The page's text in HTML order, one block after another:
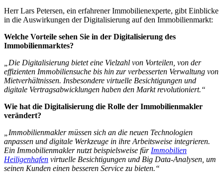
Herr Lars Petersen, ein erfahrener Immobilienexperte, gibt Einblicke
in die Auswirkungen der Digitalisierung auf den Immobilienmarkt:
Welche Vorteile sehen Sie in der Digitalisierung des
Immobilienmarktes?
„Die Digitalisierung bietet eine Vielzahl von Vorteilen, von der
effizienten Immobiliensuche bis hin zur verbesserten Verwaltung von
Mietverhältnissen. Insbesondere virtuelle Besichtigungen und
digitale Vertragsabwicklungen haben den Markt revolutioniert.“
Wie hat die Digitalisierung die Rolle der Immobilienmakler
verändert?
„Immobilienmakler müssen sich an die neuen Technologien
anpassen und digitale Werkzeuge in ihre Arbeitsweise integrieren.
Ein Immobilienmakler nutzt beispielsweise für Immobilien
Heiligenhafen virtuelle Besichtigungen und Big Data-Analysen, um
seinen Kunden einen besseren Service zu bieten.“